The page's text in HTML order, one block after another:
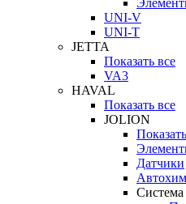
UNI-V
UNI-T
JETTA
Показать все
VA3
HAVAL
Показать все
JOLION
Датчики
Система